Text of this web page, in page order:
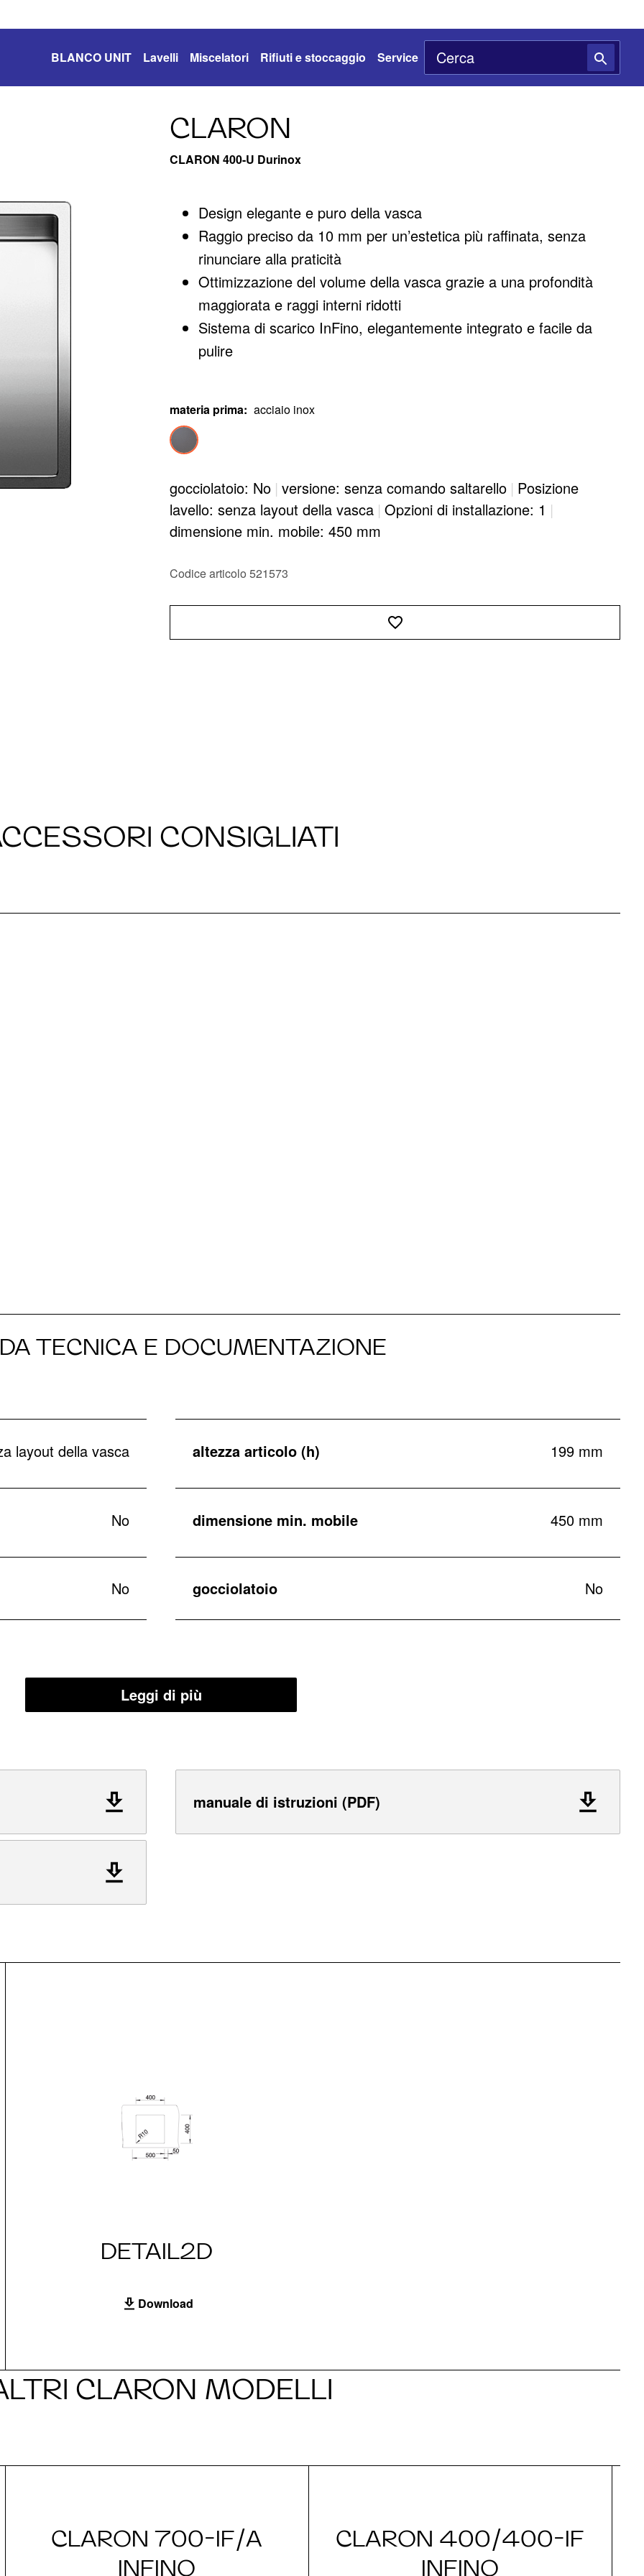
BLANCO UNIT Lavelli Miscelatori Rifiuti e stoccaggio Service
CLARON
CLARON 400-U Durinox
Design elegante e puro della vasca
Raggio preciso da 10 mm per un’estetica più raffinata, senza
rinunciare alla praticità
Ottimizzazione del volume della vasca grazie a una profondità
maggiorata e raggi interni ridotti
Sistema di scarico InFino, elegantemente integrato e facile da
pulire
materia prima: acciaio inox
gocciolatoio: No | versione: senza comando saltarello | Posizione
lavello: senza layout della vasca | Opzioni di installazione: 1 |
dimensione min. mobile: 450 mm
Codice articolo 521573
CONSIGLIATI
TECNICA E DOCUMENTAZIONE
layout della vasca altezza articolo (h) 199 mm
No dimensione min. mobile 450 mm
No gocciolatoio No
Leggi di più
manuale di istruzioni (PDF)
DETAIL2D
Download
CLARON MODELLI
CLARON 700-IF/A
INFINO
CLARON 400/400-IF
INFINO